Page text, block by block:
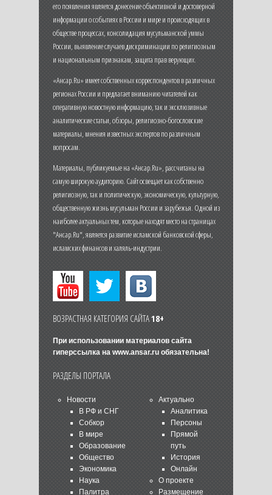
его появления является донесение объективной и достоверной
информации о событиях в России и мире и происходящих в
обществе процессах, консолидация мусульманской уммы
России, выявление случаев дискриминации по религиозным
и национальным признакам, защита прав верующих.
«Ансар.Ru» имеет собственных корреспондентов в различных
регионах России и предлагает вниманию читателей как
оперативную новостную информацию, так и эксклюзивные
аналитические статьи, обзоры, религиозно-богословские
материалы, мнения известных экспертов по различным
вопросам.
Материалы, публикуемые на «Ансар.Ru», рассчитаны на
самую широкую аудиторию. Сайт освещает как собственно
религиозную, так и политическую, экономическую, культурную,
общественную жизнь мусульман России и зарубежья. Одной из
наиболее актуальных тем, которые находят место на страницах
"Ансар.Ru", является развитие исламской банковской сферы,
исламских финансов и халяль-индустрии.
ВОЗРАСТНАЯ КАТЕГОРИЯ САЙТА18+
При использовании материалов сайта
гиперссылка на www.ansar.ruобязательна!
РАЗДЕЛЫ ПОРТАЛА
Новости
В РФ и СНГ
Собкор
В мире
Образование
Общество
Экономика
Наука
Палитра
Актуально
Аналитика
Персоны
Прямой
путь
История
Онлайн
О проекте
Размещение